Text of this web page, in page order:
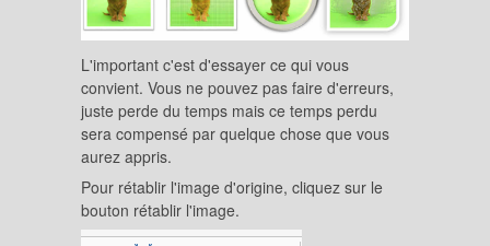
L'important c'est d'essayer ce qui vous
convient. Vous ne pouvez pas faire d'erreurs,
juste perde du temps mais ce temps perdu
sera compensé par quelque chose que vous
aurez appris.
Pour rétablir l'image d'origine, cliquez sur le
bouton rétablir l'image.